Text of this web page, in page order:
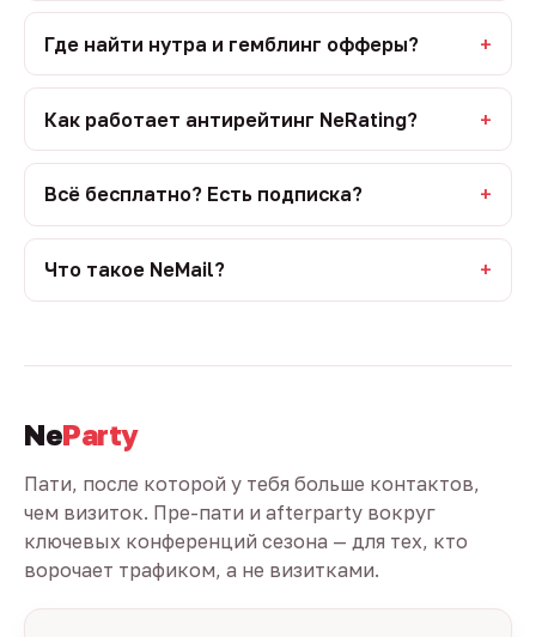
Где найти нутра и гемблинг офферы?
Как работает антирейтинг NeRating?
Всё бесплатно? Есть подписка?
Что такое NeMail?
NeParty
Пати, после которой у тебя больше контактов,
чем визиток. Пре-пати и afterparty вокруг
ключевых конференций сезона — для тех, кто
ворочает трафиком, а не визитками.